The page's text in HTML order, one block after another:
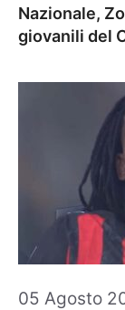
Nazionale,
giovanili del
05 Agosto